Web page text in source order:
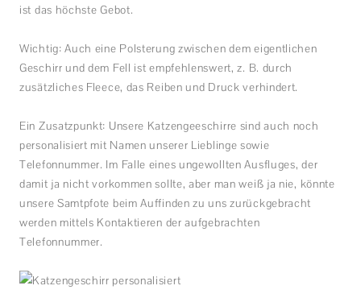
ist das höchste Gebot.
Wichtig: Auch eine Polsterung zwischen dem eigentlichen
Geschirr und dem Fell ist empfehlenswert, z. B. durch
zusätzliches Fleece, das Reiben und Druck verhindert.
Ein Zusatzpunkt: Unsere Katzengeeschirre sind auch noch
personalisiert mit Namen unserer Lieblinge sowie
Telefonnummer. Im Falle eines ungewollten Ausfluges, der
damit ja nicht vorkommen sollte, aber man weiß ja nie, könnte
unsere Samtpfote beim Auffinden zu uns zurückgebracht
werden mittels Kontaktieren der aufgebrachten
Telefonnummer.